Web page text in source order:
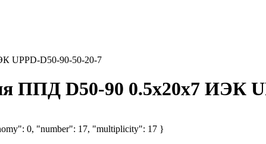
UPPD-D50-90-50-20-7
ППД D50-90 0.5х20х7 ИЭК
0, "number": 17, "multiplicity": 17 }